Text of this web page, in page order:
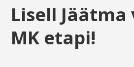
Lisell
MK etapi!